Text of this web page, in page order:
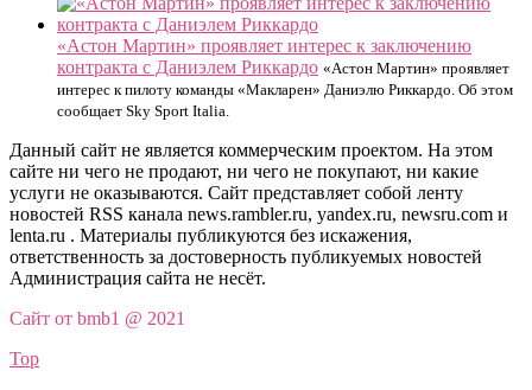
«Астон Мартин» проявляет интерес к заключению
контракта с Даниэлем Риккардо «Астон Мартин» проявляет
интерес к пилоту команды «Макларен» Даниэлю Риккардо. Об этом
сообщает Sky Sport Italia.
Данный сайт не является коммерческим проектом. На этом
сайте ни чего не продают, ни чего не покупают, ни какие
услуги не оказываются. Сайт представляет собой ленту
новостей RSS канала news.rambler.ru, yandex.ru, newsru.com и
lenta.ru . Материалы публикуются без искажения,
ответственность за достоверность публикуемых новостей
Администрация сайта не несёт.
Сайт от bmb1 @ 2021
Top